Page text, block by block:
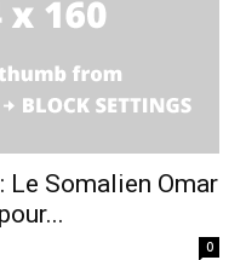
Le Somalien Omar
0